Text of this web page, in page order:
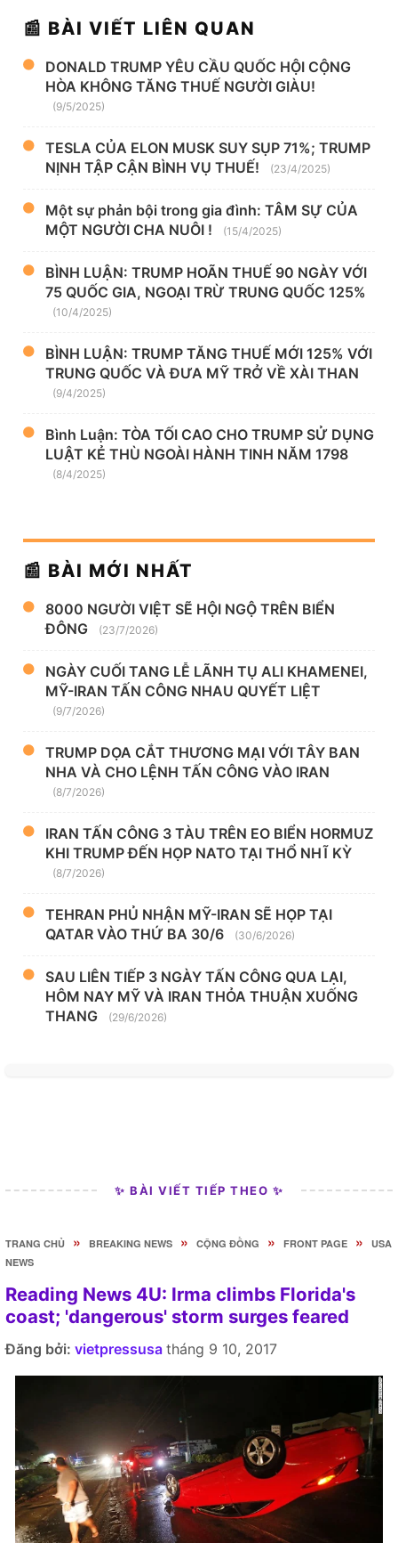
📰 BÀI VIẾT LIÊN QUAN
DONALD TRUMP YÊU CẦU QUỐC HỘI CỘNG
HÒA KHÔNG TĂNG THUẾ NGƯỜI GIÀU!
(9/5/2025)
TESLA CỦA ELON MUSK SUY SỤP 71%; TRUMP
NỊNH TẬP CẬN BÌNH VỤ THUẾ!
(23/4/2025)
Một sự phản bội trong gia đình: TÂM SỰ CỦA
MỘT NGƯỜI CHA NUÔI !
(15/4/2025)
BÌNH LUẬN: TRUMP HOÃN THUẾ 90 NGÀY VỚI
75 QUỐC GIA, NGOẠI TRỪ TRUNG QUỐC 125%
(10/4/2025)
BÌNH LUẬN: TRUMP TĂNG THUẾ MỚI 125% VỚI
TRUNG QUỐC VÀ ĐƯA MỸ TRỞ VỀ XÀI THAN
(9/4/2025)
Bình Luận: TÒA TỐI CAO CHO TRUMP SỬ DỤNG
LUẬT KẺ THÙ NGOÀI HÀNH TINH NĂM 1798
(8/4/2025)
📰 BÀI MỚI NHẤT
8000 NGƯỜI VIỆT SẼ HỘI NGỘ TRÊN BIỂN
ĐÔNG
(23/7/2026)
NGÀY CUỐI TANG LỄ LÃNH TỤ ALI KHAMENEI,
MỸ-IRAN TẤN CÔNG NHAU QUYẾT LIỆT
(9/7/2026)
TRUMP DỌA CẮT THƯƠNG MẠI VỚI TÂY BAN
NHA VÀ CHO LỆNH TẤN CÔNG VÀO IRAN
(8/7/2026)
IRAN TẤN CÔNG 3 TÀU TRÊN EO BIỂN HORMUZ
KHI TRUMP ĐẾN HỌP NATO TẠI THỔ NHĨ KỲ
(8/7/2026)
TEHRAN PHỦ NHẬN MỸ-IRAN SẼ HỌP TẠI
QATAR VÀO THỨ BA 30/6
(30/6/2026)
SAU LIÊN TIẾP 3 NGÀY TẤN CÔNG QUA LẠI,
HÔM NAY MỸ VÀ IRAN THỎA THUẬN XUỐNG
THANG
(29/6/2026)
✨ BÀI VIẾT TIẾP THEO ✨
TRANG CHỦ » BREAKING NEWS » CỘNG ĐỒNG » FRONT PAGE »
USA
NEWS
Reading News 4U: Irma climbs Florida's
coast; 'dangerous' storm surges feared
Đăng bởi: vietpressusa tháng 9 10, 2017